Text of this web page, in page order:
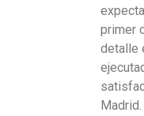
primer
detalle